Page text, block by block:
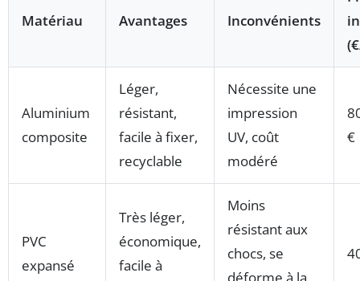
Matériau Avantages Inconvénients
Aluminium
composite
Léger,
résistant,
facile à fixer,
recyclable
Nécessite une
impression
UV, coût
modéré
€
PVC
expansé
Très léger,
économique,
facile à
Moins
résistant aux
chocs, se